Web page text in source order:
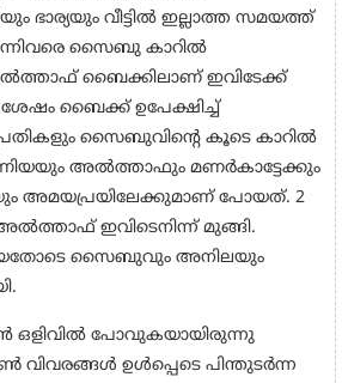
ഭാര്യയും വീട്ടിൽ ഇല്ലാത്ത സമയത്ത്
സൈബു കാറിൽ
ബൈക്കിലാണ് ഇവിടേക്ക്
ബൈക്ക് ഉപേക്ഷിച്ച്
സൈബുവിന്റെ കൂടെ കാറിൽ
അൽത്താഫും മണർകാട്ടേക്കും
പോയത്. 2
ഇവിടെനിന്ന് മുങ്ങി.
സൈബുവും അനിലയും
ഒളിവിൽ പോവുകയായിരുന്നു
ഉൾപ്പെടെ പിന്തുടർന്ന